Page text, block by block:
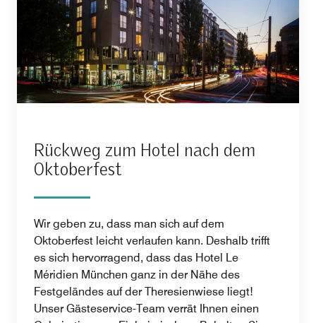
Rückweg zum Hotel nach dem
Oktoberfest
Wir geben zu, dass man sich auf dem
Oktoberfest leicht verlaufen kann. Deshalb trifft
es sich hervorragend, dass das Hotel Le
Méridien München ganz in der Nähe des
Festgeländes auf der Theresienwiese liegt!
Unser Gästeservice-Team verrät Ihnen einen